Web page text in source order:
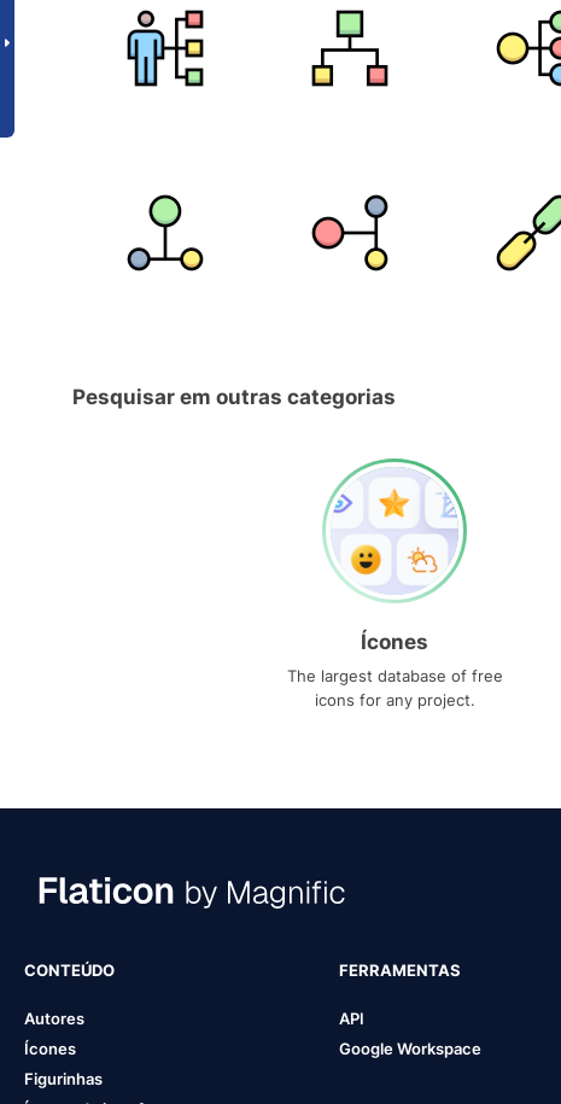
Pesquisar em outras categorias
Ícones
The largest database of free
icons for any project.
CONTEÚDO
Autores
Ícones
Figurinhas
FERRAMENTAS
API
Google Workspace